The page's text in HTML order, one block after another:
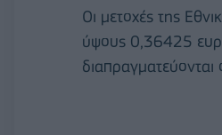
Oι μετοχές της
ύψους 0,36425